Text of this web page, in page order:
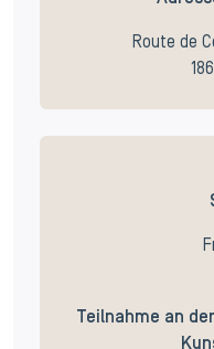
Route de
Teilnahme an